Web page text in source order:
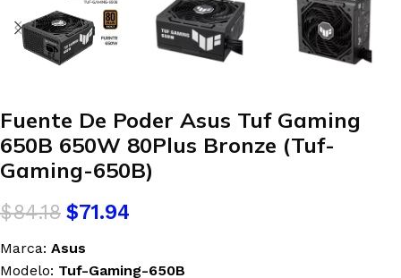
Fuente De Poder Asus Tuf Gaming
650B 650W 80Plus Bronze (Tuf-
Gaming-650B)
$84.18 $71.94
Marca: Asus
Modelo: Tuf-Gaming-650B